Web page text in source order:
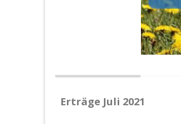
Erträge Juli 2021